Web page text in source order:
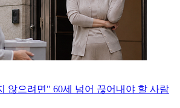
않으려면" 60세 넘어 끊어내야 할 사람